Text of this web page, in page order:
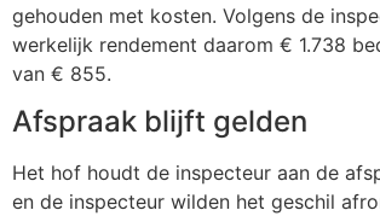
gehouden met kosten. Volgens de
werkelijk rendement daarom € 1.738
van € 855.
Afspraak blijft gelden
Het hof houdt de inspecteur aan de
en de inspecteur wilden het geschil